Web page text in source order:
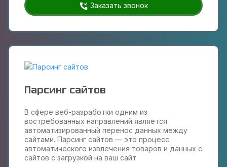
Заказать звонок
Парсинг сайтов
В сфере веб-разработки одним из
востребованных направлений является
автоматизированный перенос данных между
сайтами. Парсинг сайтов — это процесс
автоматического извлечения товаров и данных с
сайтов с загрузкой на ваш сайт